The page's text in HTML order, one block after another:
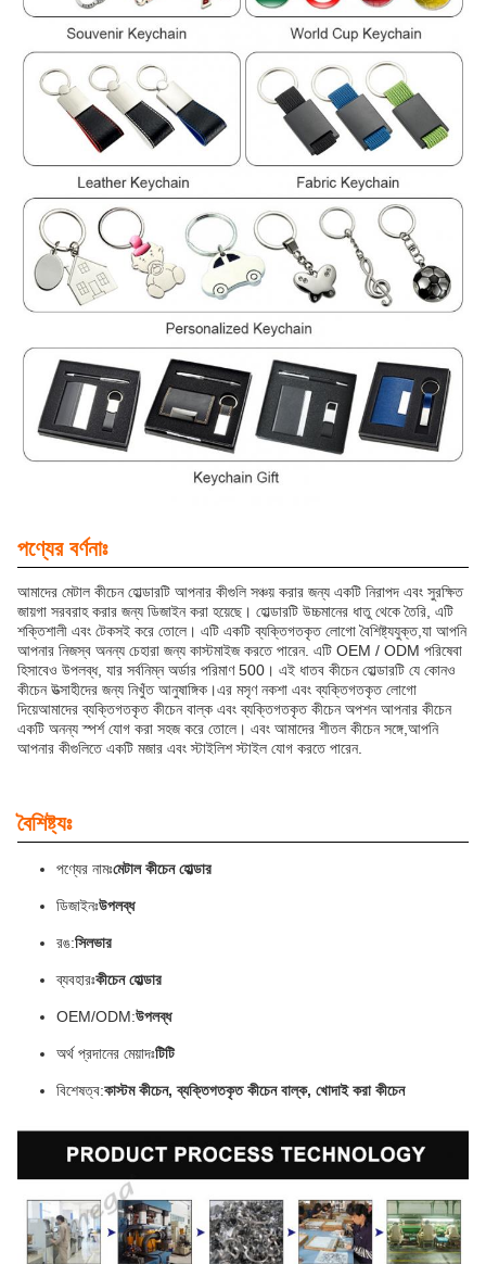
পণ্যের বর্ণনাঃ
আমাদের মেটাল কীচেন হোল্ডারটি আপনার কীগুলি সঞ্চয় করার জন্য একটি নিরাপদ এবং সুরক্ষিত
জায়গা সরবরাহ করার জন্য ডিজাইন করা হয়েছে। হোল্ডারটি উচ্চমানের ধাতু থেকে তৈরি, এটি
শক্তিশালী এবং টেকসই করে তোলে। এটি একটি ব্যক্তিগতকৃত লোগো বৈশিষ্ট্যযুক্ত,যা আপনি
আপনার নিজস্ব অনন্য চেহারা জন্য কাস্টমাইজ করতে পারেন. এটি OEM / ODM পরিষেবা
হিসাবেও উপলব্ধ, যার সর্বনিম্ন অর্ডার পরিমাণ 500। এই ধাতব কীচেন হোল্ডারটি যে কোনও
কীচেন উত্সাহীদের জন্য নিখুঁত আনুষাঙ্গিক।এর মসৃণ নকশা এবং ব্যক্তিগতকৃত লোগো
দিয়েআমাদের ব্যক্তিগতকৃত কীচেন বাল্ক এবং ব্যক্তিগতকৃত কীচেন অপশন আপনার কীচেন
একটি অনন্য স্পর্শ যোগ করা সহজ করে তোলে। এবং আমাদের শীতল কীচেন সঙ্গে,আপনি
আপনার কীগুলিতে একটি মজার এবং স্টাইলিশ স্টাইল যোগ করতে পারেন.
বৈশিষ্ট্যঃ
পণ্যের নামঃমেটাল কীচেন হোল্ডার
ডিজাইনঃউপলব্ধ
রঙ:সিলভার
ব্যবহারঃকীচেন হোল্ডার
OEM/ODM:উপলব্ধ
অর্থ প্রদানের মেয়াদঃটিটি
বিশেষত্ব:কাস্টম কীচেন, ব্যক্তিগতকৃত কীচেন বাল্ক, খোদাই করা কীচেন